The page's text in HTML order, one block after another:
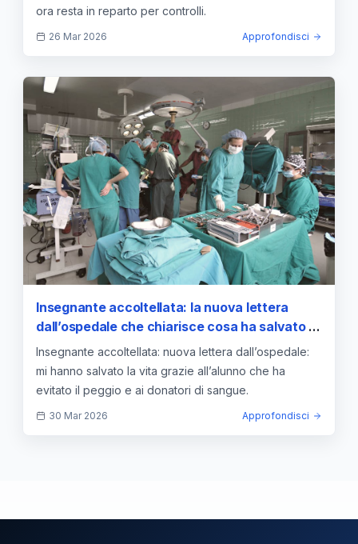
ora resta in reparto per controlli.
26 Mar 2026 Approfondisci
Insegnante accoltellata: la nuova lettera
dall’ospedale che chiarisce cosa ha salvato la
vita
Insegnante accoltellata: nuova lettera dall’ospedale:
mi hanno salvato la vita grazie all’alunno che ha
evitato il peggio e ai donatori di sangue.
30 Mar 2026 Approfondisci